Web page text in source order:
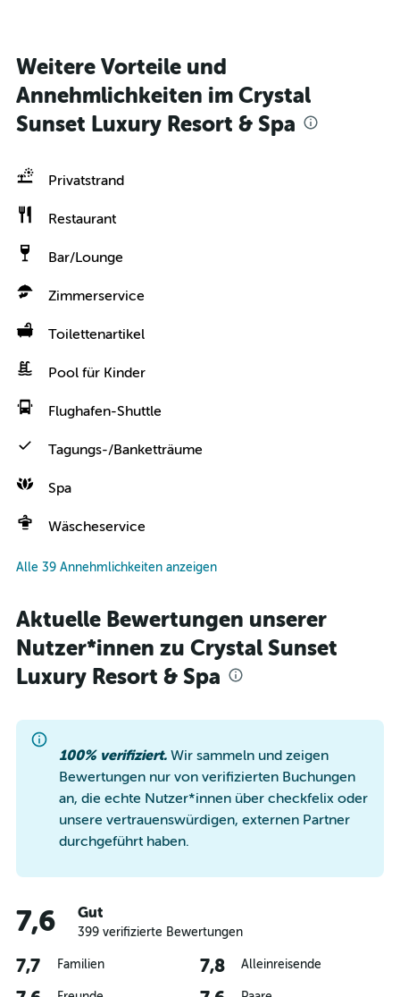
Weitere Vorteile und
Annehmlichkeiten im Crystal
Sunset Luxury Resort & Spa
Privatstrand
Restaurant
Bar/Lounge
Zimmerservice
Toilettenartikel
Pool für Kinder
Flughafen-Shuttle
Tagungs-/Banketträume
Spa
Wäscheservice
Alle 39 Annehmlichkeiten anzeigen
Aktuelle Bewertungen unserer
Nutzer*innen zu Crystal Sunset
Luxury Resort & Spa
100% verifiziert. Wir sammeln und zeigen
Bewertungen nur von verifizierten Buchungen
an, die echte Nutzer*innen über checkfelix oder
unsere vertrauenswürdigen, externen Partner
durchgeführt haben.
7,6 Gut
399 verifizierte Bewertungen
7,7 Familien 7,8 Alleinreisende